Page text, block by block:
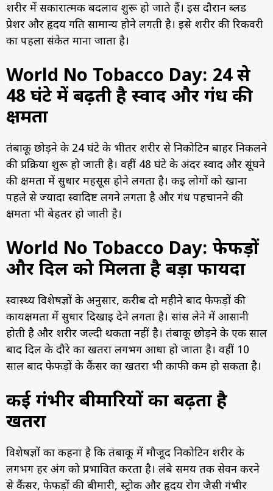
शरीर में सकारात्मक बदलाव शुरू हो जाते हैं। इस दौरान ब्लड
प्रेशर और हृदय गति सामान्य होने लगती है। इसे शरीर की रिकवरी
का पहला संकेत माना जाता है।
World No Tobacco Day: 24 से
48 घंटे में बढ़ती है स्वाद और गंध की
क्षमता
तंबाकू छोड़ने के 24 घंटे के भीतर शरीर से निकोटिन बाहर निकलने
की प्रक्रिया शुरू हो जाती है। वहीं 48 घंटे के अंदर स्वाद और सूंघने
की क्षमता में सुधार महसूस होने लगता है। कई लोगों को खाना
पहले से ज्यादा स्वादिष्ट लगने लगता है और गंध पहचानने की
क्षमता भी बेहतर हो जाती है।
World No Tobacco Day: फेफड़ों
और दिल को मिलता है बड़ा फायदा
स्वास्थ्य विशेषज्ञों के अनुसार, करीब दो महीने बाद फेफड़ों की
कार्यक्षमता में सुधार दिखाई देने लगता है। सांस लेने में आसानी
होती है और शरीर जल्दी थकता नहीं है। तंबाकू छोड़ने के एक साल
बाद दिल के दौरे का खतरा लगभग आधा हो जाता है। वहीं 10
साल बाद फेफड़ों के कैंसर का खतरा भी काफी कम हो सकता है।
कई गंभीर बीमारियों का बढ़ता है
खतरा
विशेषज्ञों का कहना है कि तंबाकू में मौजूद निकोटिन शरीर के
लगभग हर अंग को प्रभावित करता है। लंबे समय तक सेवन करने
से कैंसर, फेफड़ों की बीमारी, स्ट्रोक और हृदय रोग जैसी गंभीर